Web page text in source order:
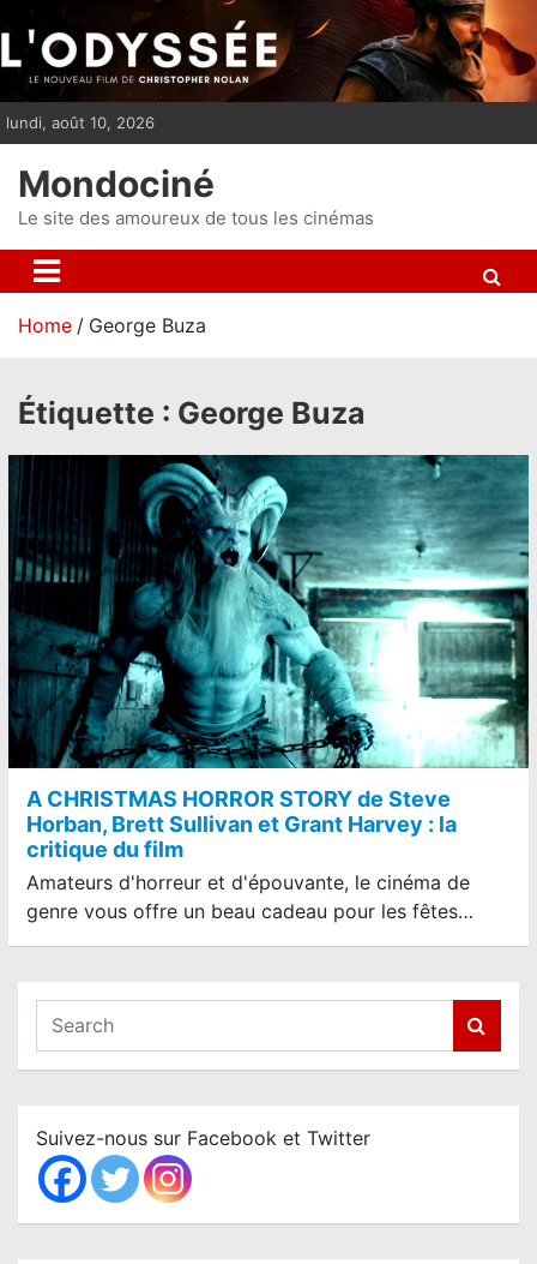
i
p
n
t
lundi, août 10, 2026
Mondociné
Le site des amoureux de tous les cinémas
Home George Buza
Étiquette : George Buza
A CHRISTMAS HORROR STORY de Steve
Horban, Brett Sullivan et Grant Harvey : la
critique du film
Amateurs d'horreur et d'épouvante, le cinéma de
genre vous offre un beau cadeau pour les fêtes…
a
c
h
Suivez-nous sur Facebook et Twitter